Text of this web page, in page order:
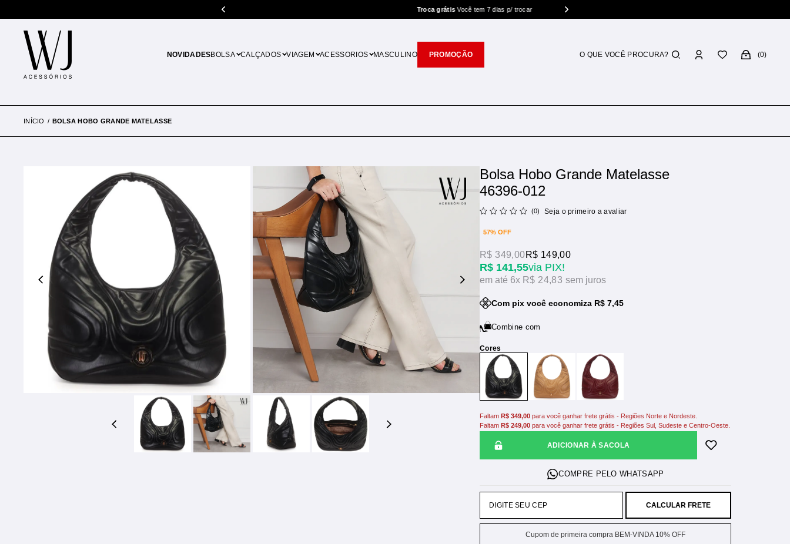
Você tem 7 dias p/ trocar
NOVIDADESBOLSA CALÇADOS VIAGEM ACESSORIOS MASCULINO PROMOÇÃO 0
INÍCIO BOLSA HOBO GRANDE MATELASSE
Bolsa Hobo Grande Matelasse
46396-012
(0) Seja o primeiro a avaliar
57% OFF
R$ 141,55via PIX!
R$ 349,00R$ 149,00
6x R$ 24,83 sem juros
Com pix você economiza R$ 7,45
Combine com
ADICIONAR À SACOLA
Faltam R$ 349,00 para você ganhar frete grátis - Regiões Norte e Nordeste.
Faltam R$ 249,00 para você ganhar frete grátis - Regiões Sul, Sudeste e Centro-Oeste.
CALCULAR FRETE
Cupom de primeira compra BEM-VINDA 10% OFF